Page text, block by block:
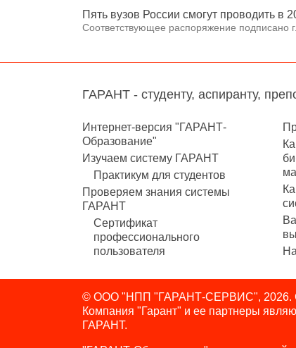
Пять вузов России смогут проводить в
Соответствующее распоряжение подписано
ГАРАНТ - студенту, аспиранту,
Интернет-версия "ГАРАНТ-
Образование"
Изучаем систему ГАРАНТ
Практикум для студентов
Проверяем знания системы
ГАРАНТ
Сертификат
профессионального
пользователя
© ООО "НПП "ГАРАНТ-СЕРВИС", 2026.
Компания "Гарант" и ее партнеры
ГАРАНТ.